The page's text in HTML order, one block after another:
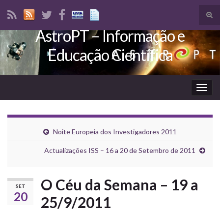
Search for:
AstroPT – Informação e
Educação Científica
Noite Europeia dos Investigadores 2011
Actualizações ISS – 16 a 20 de Setembro de 2011
SET
20
O Céu da Semana – 19 a
25/9/2011